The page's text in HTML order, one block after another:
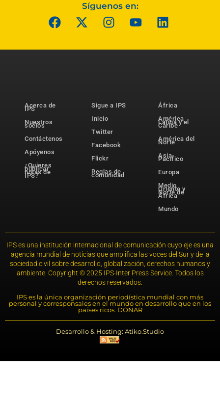
Síguenos en:
Acerca de
IPS
Nuestros
socios
Contáctenos
Apóyenos
¿Quieres
publicar
notas de
IPS?
Sigue a IPS
Inicio
Twitter
Facebook
Flickr
Reglas de
comunidad
África
América
Latina y el
Caribe
América del
Norte
Asia-
Pacífico
Europa
Medio
Oriente y
Norte de
África
Mundo
IPS es una institución internacional de comunicación cuyo eje es una
agencia mundial de noticias que amplifica las voces del Sur y de la
sociedad civil sobre desarrollo, globalización, derechos humanos y
ambiente. Copyright © 2025 IPS-Inter Press Service. Todos los
derechos reservados.
IPS es la única organización periodística mundial con más
personal y corresponsales en el mundo en desarrollo que en los
países ricos. DONAR
Desarrollo & Hosting: Atiko.Studio